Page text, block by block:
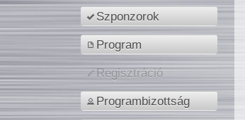
Szponzorok
Program
Regisztráció
Programbizottság